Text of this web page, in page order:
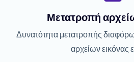
Μετατροπή
Δυνατότητα μετατροπής
αρχείων εικόνας